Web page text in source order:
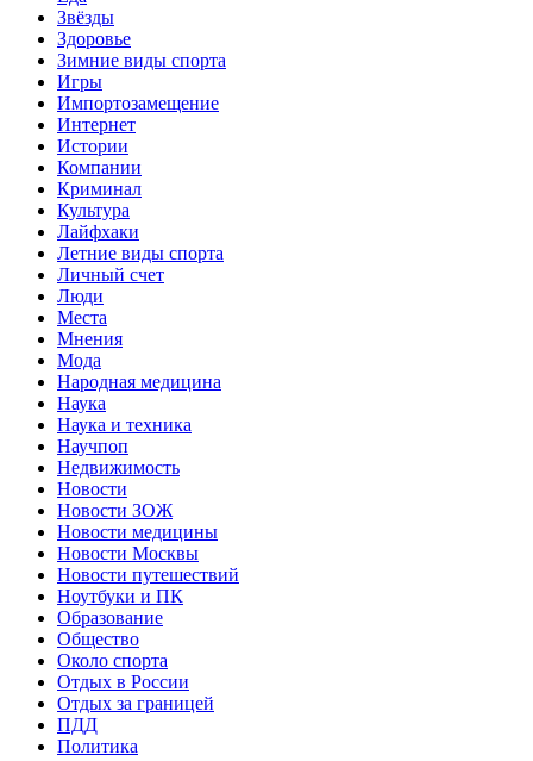
Звёзды
Здоровье
Зимние виды спорта
Игры
Импортозамещение
Интернет
Истории
Компании
Криминал
Культура
Лайфхаки
Летние виды спорта
Личный счет
Люди
Места
Мнения
Мода
Народная медицина
Наука
Наука и техника
Научпоп
Недвижимость
Новости
Новости ЗОЖ
Новости медицины
Новости Москвы
Новости путешествий
Ноутбуки и ПК
Образование
Общество
Около спорта
Отдых в России
Отдых за границей
ПДД
Политика